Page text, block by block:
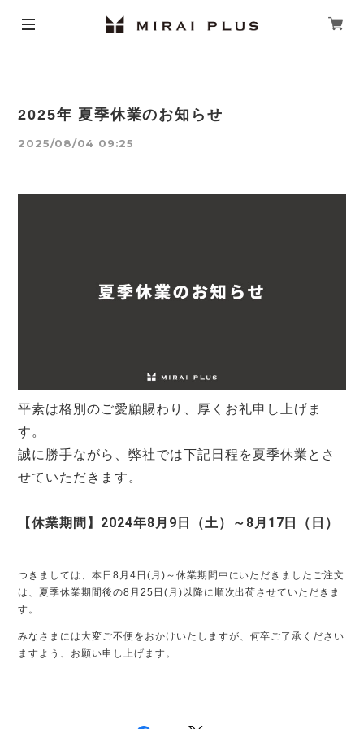
2025年 夏季休業のお知らせ
2025/08/04 09:25
平素は格別のご愛顧賜わり、厚くお礼申し上げま
す。
誠に勝手ながら、弊社では下記日程を夏季休業とさ
せていただきます。
【休業期間】2024年8月9日（土）～8月17日（日）
つきましては、本日8月4日(月)～休業期間中 にいただきましたご注文
は、夏季休業期間後の8月25日(月)以降に順次出荷させていただきま
す。
みなさまには大変ご不便をおかけいたしますが、何卒ご了承ください
ますよう、お願い申し上げます。